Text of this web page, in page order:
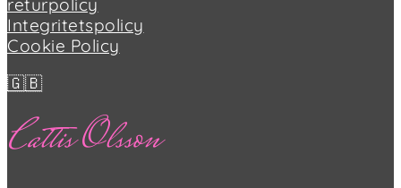
Integritetspolicy
Cookie Policy
🇬🇧
Cattis Olsson